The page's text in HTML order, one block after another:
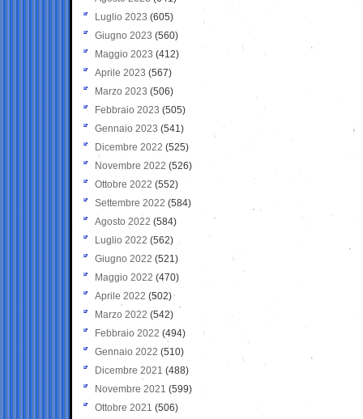
Luglio 2023 (605)
Giugno 2023 (560)
Maggio 2023 (412)
Aprile 2023 (567)
Marzo 2023 (506)
Febbraio 2023 (505)
Gennaio 2023 (541)
Dicembre 2022 (525)
Novembre 2022 (526)
Ottobre 2022 (552)
Settembre 2022 (584)
Agosto 2022 (584)
Luglio 2022 (562)
Giugno 2022 (521)
Maggio 2022 (470)
Aprile 2022 (502)
Marzo 2022 (542)
Febbraio 2022 (494)
Gennaio 2022 (510)
Dicembre 2021 (488)
Novembre 2021 (599)
Ottobre 2021 (506)